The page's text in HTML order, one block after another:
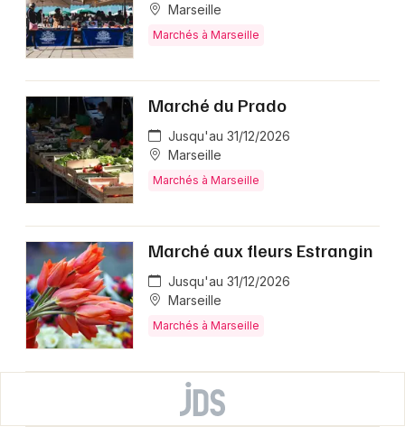
Marseille
Marchés à Marseille
Marché du Prado
Jusqu'au 31/12/2026
Marseille
Marchés à Marseille
Marché aux fleurs Estrangin
Jusqu'au 31/12/2026
Marseille
Marchés à Marseille